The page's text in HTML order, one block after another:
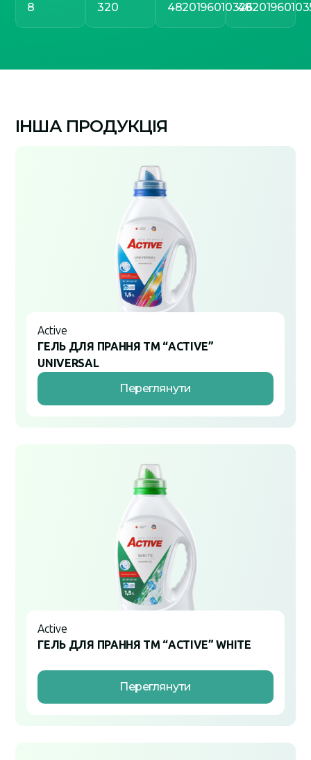
8
320
4820196010326
ІНША ПРОДУКЦІЯ
Active
ГЕЛЬ ДЛЯ ПРАННЯ ТМ “ACTIVE”
UNIVERSAL
Переглянути
Active
ГЕЛЬ ДЛЯ ПРАННЯ ТМ “ACTIVE” WHITE
Переглянути